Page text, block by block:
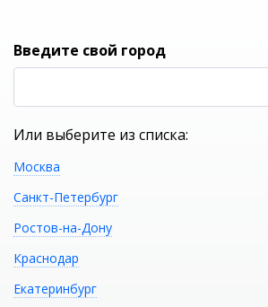
Введите свой город
Или выберите из списка:
Москва
Санкт-Петербург
Ростов-на-Дону
Краснодар
Екатеринбург